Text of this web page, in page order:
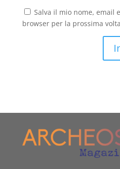
Salva il mio nome, email
browser per la prossima